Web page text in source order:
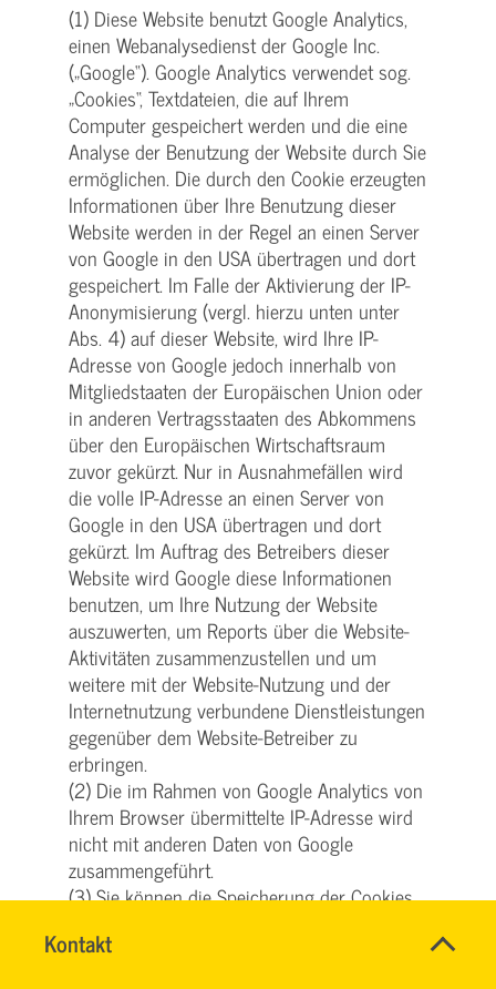
Kontakt
SVG
Name*
(1) Diese Website benutzt Google Analytics,
einen Webanalysedienst der Google Inc.
(„Google“). Google Analytics verwendet sog.
„Cookies“, Textdateien, die auf Ihrem
Computer gespeichert werden und die eine
Analyse der Benutzung der Website durch Sie
ermöglichen. Die durch den Cookie erzeugten
Informationen über Ihre Benutzung dieser
Website werden in der Regel an einen Server
von Google in den USA übertragen und dort
gespeichert. Im Falle der Aktivierung der IP-
Anonymisierung (vergl. hierzu unten unter
Abs. 4) auf dieser Website, wird Ihre IP-
Adresse von Google jedoch innerhalb von
Mitgliedstaaten der Europäischen Union oder
in anderen Vertragsstaaten des Abkommens
über den Europäischen Wirtschaftsraum
zuvor gekürzt. Nur in Ausnahmefällen wird
die volle IP-Adresse an einen Server von
Google in den USA übertragen und dort
gekürzt. Im Auftrag des Betreibers dieser
Website wird Google diese Informationen
benutzen, um Ihre Nutzung der Website
auszuwerten, um Reports über die Website-
Aktivitäten zusammenzustellen und um
weitere mit der Website-Nutzung und der
Internetnutzung verbundene Dienstleistungen
gegenüber dem Website-Betreiber zu
erbringen.
(2) Die im Rahmen von Google Analytics von
Ihrem Browser übermittelte IP-Adresse wird
nicht mit anderen Daten von Google
zusammengeführt.
(3) Sie können die Speicherung der Cookies
Browser-Software und im Cookie-Consent-